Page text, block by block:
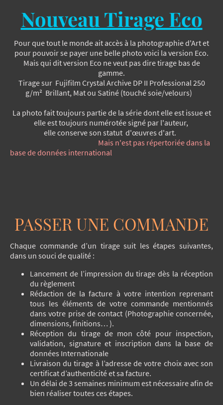
Nouveau Tirage Eco
Pour que tout le monde ait accès à la photographie d'Art et
pour pouvoir se payer une belle photo voici la version Eco.
Mais qui dit version Eco ne veut pas dire tirage bas de
gamme.
Tirage sur Fujifilm Crystal Archive DP II Professional​ 250
g/m² Brillant, Mat ou Satiné (touché soie/velours)
La photo fait toujours partie de la série dont elle est issue et
elle est toujours numérotée signé par l'auteur,
elle conserve son statut d'œuvres d'art.
Mais n'est pas répertoriée dans la
base de données international
PASSER UNE COMMANDE
Chaque commande d’un tirage suit les étapes suivantes,
dans un souci de qualité :
Lancement de l’impression du tirage dès la réception
du règlement
Rédaction de la facture à votre intention reprenant
tous les éléments de votre commande mentionnés
dans votre prise de contact (Photographie concernée,
dimensions, finitions… ).
Réception du tirage de mon côté pour inspection,
validation, signature et inscription dans la base de
données Internationale
Livraison du tirage à l’adresse de votre choix avec son
certificat d’authenticité et sa facture.
Un délai de 3 semaines minimum est nécessaire afin de
bien réaliser toutes ces étapes.